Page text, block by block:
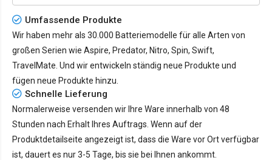
Umfassende Produkte
Wir haben mehr als 30.000 Batteriemodelle für alle Arten von
großen Serien wie Aspire, Predator, Nitro, Spin, Swift,
TravelMate. Und wir entwickeln ständig neue Produkte und
fügen neue Produkte hinzu.
Schnelle Lieferung
Normalerweise versenden wir Ihre Ware innerhalb von 48
Stunden nach Erhalt Ihres Auftrags. Wenn auf der
Produktdetailseite angezeigt ist, dass die Ware vor Ort verfügbar
ist, dauert es nur3-5 Tage, bis sie bei Ihnen ankommt.